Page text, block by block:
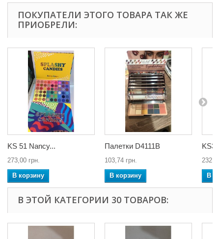
ПОКУПАТЕЛИ ЭТОГО ТОВАРА ТАК ЖЕ
ПРИОБРЕЛИ:
KS 51 Nancy...
273,00 грн.
В корзину
Палетки D4111B
103,74 грн.
В корзину В
В ЭТОЙ КАТЕГОРИИ 30 ТОВАРОВ: